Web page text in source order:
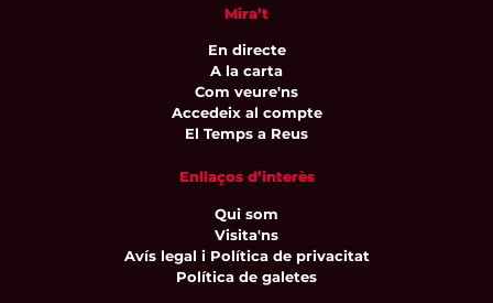
Mira’t
En directe
A la carta
Com veure'ns
Accedeix al compte
El Temps a Reus
Enllaços d’interès
Qui som
Visita'ns
Avís legal i Política de privacitat
Política de galetes